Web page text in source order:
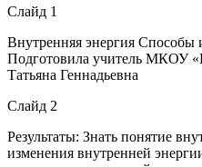
Слайд 1
Внутренняя энергия Способы
Подготовила учитель МКОУ
Татьяна Геннадьевна
Слайд 2
Результаты: Знать понятие
изменения внутренней